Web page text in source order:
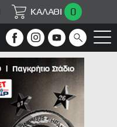
ΚΑΛΑΘΙ 0